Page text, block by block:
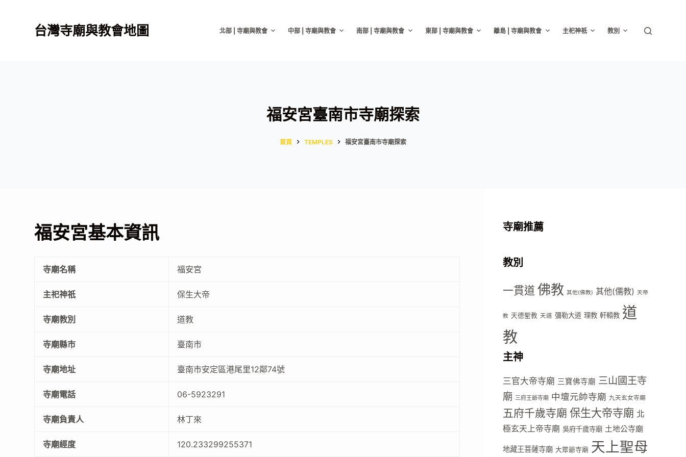
台灣寺廟與教會地圖 北部 | 寺廟與教會 中部 | 寺廟與教會 南部 | 寺廟與教會 東部 | 寺廟與教會 離島 | 寺廟與教會 主祀神祇 教別
福安宮臺南市寺廟探索
首頁 TEMPLES 福安宮臺南市寺廟探索
福安宮基本資訊
寺廟名稱 福安宮
主祀神祇 保生大帝
寺廟教別 道教
寺廟縣市 臺南市
寺廟地址 臺南市安定區港尾里12鄰74號
寺廟電話 06-5923291
寺廟負責人 林丁來
寺廟經度 120.233299255371
寺廟推薦
教別
一貫道 佛教 其他(佛教) 其他(儒教) 天帝
教 天德聖教 天道 彌勒大道 理教 軒轅教 道
教
主神
三官大帝寺廟 三寶佛寺廟 三山國王寺
廟 三府王爺寺廟 中壇元帥寺廟 九天玄女寺廟
五府千歲寺廟 保生大帝寺廟 北
極玄天上帝寺廟 吳府千歲寺廟 土地公寺廟
地藏王菩薩寺廟 大眾爺寺廟 天上聖母